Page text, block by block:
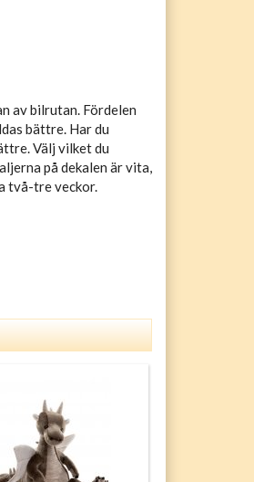
av bilrutan. Fördelen
bättre. Har du
Välj vilket du
på dekalen är vita,
två-tre veckor.